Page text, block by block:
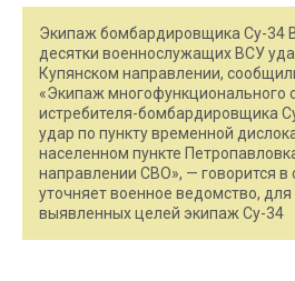
Экипаж бомбардировщика Су-34
десятки военнослужащих ВСУ
Купянском направлении,
«Экипаж многофункционального
истребителя-бомбардировщика
удар по пункту временной
населенном пункте
направлении СВО», — говорится
уточняет военное ведомство,
выявленных целей экипаж Су-34